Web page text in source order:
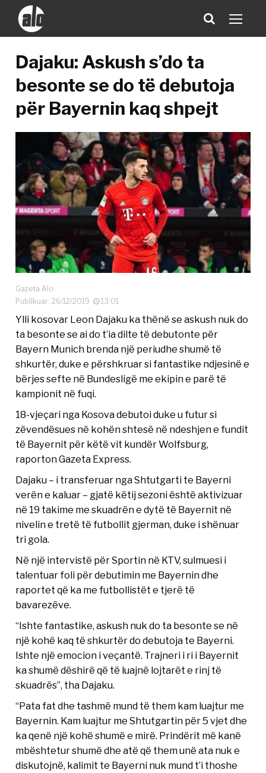
Dajaku: Askush s’do ta
besonte se do të debutoja
për Bayernin kaq shpejt
Gazeta Alo
Publikuar: 26/12/2019
13:01
Ylli kosovar Leon Dajaku ka thënë se askush nuk do
ta besonte se ai do t’ia dilte të debutonte për
Bayern Munich brenda një periudhe shumë të
shkurtër, duke e përshkruar si fantastike ndjesinë e
bërjes sefte në Bundesligë me ekipin e parë të
kampionit në fuqi.
18-vjeçari nga Kosova debutoi duke u futur si
zëvendësues në kohën shtesë në ndeshjen e fundit
të Bayernit për këtë vit kundër Wolfsburg,
raporton Gazeta Express.
Dajaku – i transferuar nga Shtutgarti te Bayerni
verën e kaluar – gjatë këtij sezoni është aktivizuar
në 19 takime me skuadrën e dytë të Bayernit në
nivelin e tretë të futbollit gjerman, duke i shënuar
tri gola.
Në një intervistë për Sportin në KTV, sulmuesi i
talentuar foli për debutimin me Bayernin dhe
raportet që ka me futbollistët e tjerë të
bavarezëve.
“Ishte fantastike, askush nuk do ta besonte se në
një kohë kaq të shkurtër do debutoja te Bayerni.
Ishte një emocion i veçantë. Trajneri i ri i Bayernit
ka shumë dëshirë që të luajnë lojtarët e rinj të
skuadrës”, tha Dajaku.
“Pata fat dhe tashmë mund të them kam luajtur me
Bayernin. Kam luajtur me Shtutgartin për 5 vjet dhe
ka qenë një kohë shumë e mirë. Prindërit më kanë
mbështetur shumë dhe atë që them unë ata nuk e
diskutojnë, kalimit te Bayerni nuk mund t’i thoshe